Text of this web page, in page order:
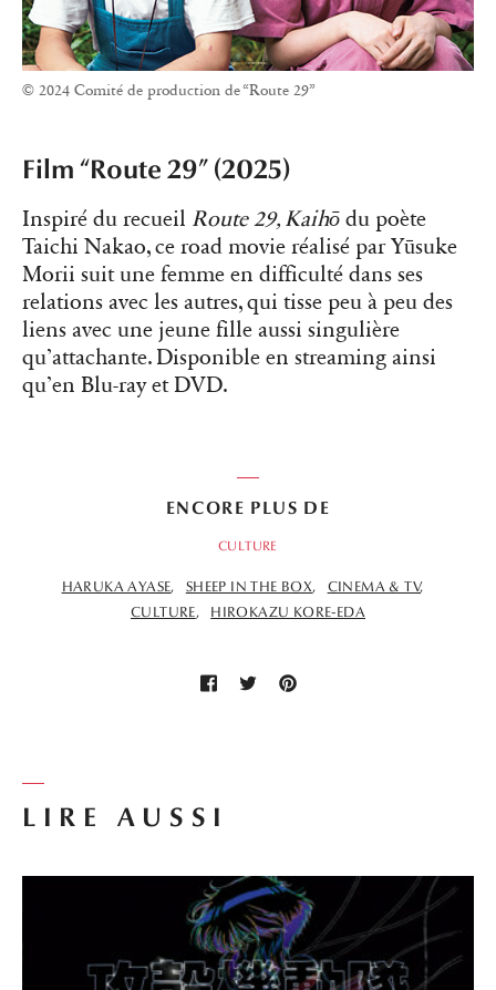
© 2024 Comité de production de “Route 29”
Film “Route 29” (2025)
Inspiré du recueil Route 29, Kaihō du poète
Taichi Nakao, ce road movie réalisé par Yūsuke
Morii suit une femme en difficulté dans ses
relations avec les autres, qui tisse peu à peu des
liens avec une jeune fille aussi singulière
qu’attachante. Disponible en streaming ainsi
qu’en Blu-ray et DVD.
LIRE AUSSI
ENCORE PLUS DE
CULTURE
HARUKA AYASE SHEEP IN THE BOX
CINEMA & TV
CULTURE
HIROKAZU KORE-EDA